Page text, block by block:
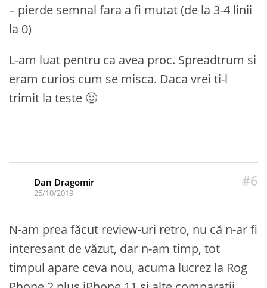
– pierde semnal fara a fi mutat (de la 3-4 linii
la 0)
L-am luat pentru ca avea proc. Spreadtrum si
eram curios cum se misca. Daca vrei ti-l
trimit la teste 🙂
#6
Dan Dragomir
25/10/2019
N-am prea făcut review-uri retro, nu că n-ar fi
interesant de văzut, dar n-am timp, tot
timpul apare ceva nou, acuma lucrez la Rog